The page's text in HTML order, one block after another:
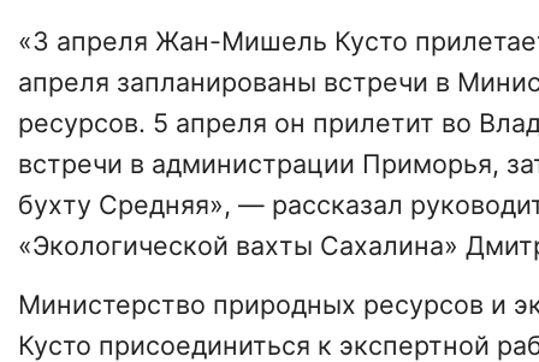
«3 апреля Жан-Мишель Кусто
апреля запланированы встречи в
ресурсов. 5 апреля он прилетит во
встречи в администрации Приморья,
бухту Средняя», — рассказал
«Экологической вахты Сахалина»
Министерство природных ресурсов и
Кусто присоединиться к экспертной